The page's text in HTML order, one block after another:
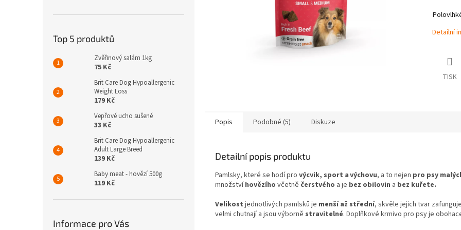
Top 5 produktů
Zvěřinový salám 1kg
75 Kč
Brit Care Dog Hypoallergenic
Weight Loss
179 Kč
Vepřové ucho sušené
33 Kč
Brit Care Dog Hypoallergenic
Adult Large Breed
139 Kč
Baby meat - hovězí 500g
119 Kč
Informace pro Vás
Detailní
TISK
Popis Podobné (5) Diskuze
Detailní popis produktu
Pamlsky, které se hodí pro výcvik, sport a výchovu, a to nejen pro psy
množstvíhovězího včetně čerstvého a je bez obilovin a bez kuřete.
Velikost jednotlivých pamlsků je menší až střední, skvěle jejich tvar
velmi chutnají a jsou výborně stravitelné. Doplňkové krmivo pro psy je